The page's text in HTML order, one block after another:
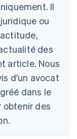
Il
ou
des
article. Nous
d'un avocat
dans le
obtenir des